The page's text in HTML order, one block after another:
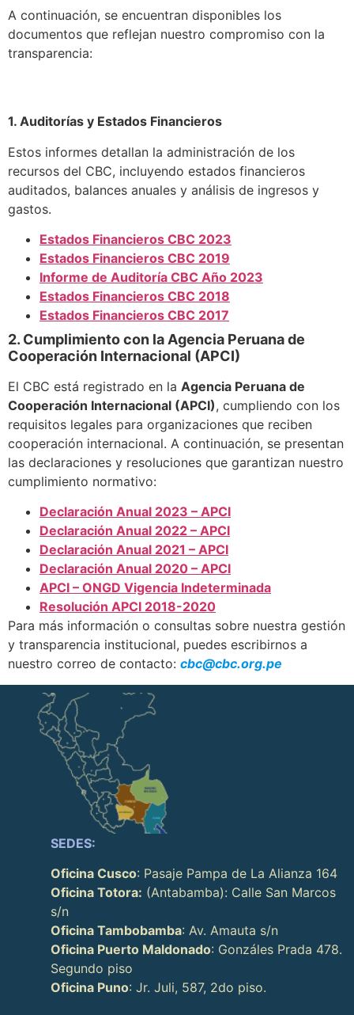
A continuación, se encuentran disponibles los
documentos que reflejan nuestro compromiso con la
transparencia:
1. Auditorías y Estados Financieros
Estos informes detallan la administración de los
recursos del CBC, incluyendo estados financieros
auditados, balances anuales y análisis de ingresos y
gastos.
Estados Financieros CBC 2023
Estados Financieros CBC 2019
Informe de Auditoría CBC Año 2023
Estados Financieros CBC 2018
Estados Financieros CBC 2017
2. Cumplimiento con la Agencia Peruana de
Cooperación Internacional (APCI)
El CBC está registrado en la Agencia Peruana de
Cooperación Internacional (APCI), cumpliendo con los
requisitos legales para organizaciones que reciben
cooperación internacional. A continuación, se presentan
las declaraciones y resoluciones que garantizan nuestro
cumplimiento normativo:
Declaración Anual 2023 – APCI
Declaración Anual 2022 – APCI
Declaración Anual 2021 – APCI
Declaración Anual 2020 – APCI
APCI – ONGD Vigencia Indeterminada
Resolución APCI 2018-2020
Para más información o consultas sobre nuestra gestión
y transparencia institucional, puedes escribirnos a
nuestro correo de contacto: cbc@cbc.org.pe
SEDES:
Oficina Cusco: Pasaje Pampa de La Alianza 164
Oficina Totora: (Antabamba): Calle San Marcos
s/n
Oficina Tambobamba: Av. Amauta s/n
Oficina Puerto Maldonado: Gonzáles Prada 478.
Segundo piso
Oficina Puno: Jr. Juli, 587, 2do piso.